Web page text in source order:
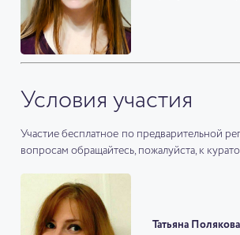
Условия участия
Участие бесплатное по предварительной
вопросам обращайтесь, пожалуйста, к
Татьяна Полякова